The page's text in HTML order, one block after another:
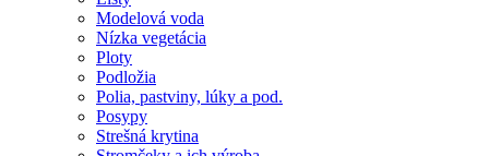
Modelová voda
Nízka vegetácia
Ploty
Podložia
Polia, pastviny, lúky a pod.
Posypy
Strešná krytina